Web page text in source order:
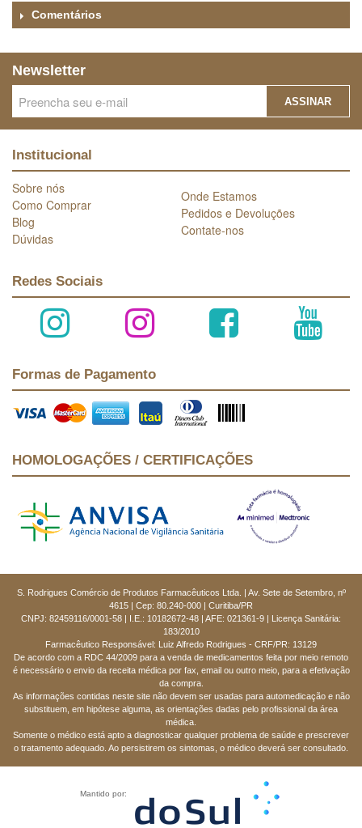
Comentários
Newsletter
ASSINAR
Institucional
Sobre nós
Como Comprar
Blog
Dúvidas
Onde Estamos
Pedidos e Devoluções
Contate-nos
Redes Sociais
Formas de Pagamento
HOMOLOGAÇÕES / CERTIFICAÇÕES
S. Rodrigues Comércio de Produtos Farmacêuticos Ltda. | Av. Sete de Setembro, nº
4615 | Cep: 80.240-000 | Curitiba/PR
CNPJ: 82459116/0001-58 | I.E.: 10182672-48 | AFE: 021361-9 | Licença Sanitária:
183/2010
Farmacêutico Responsável: Luiz Alfredo Rodrigues - CRF/PR: 13129
De acordo com a RDC 44/2009 para a venda de medicamentos feita por meio remoto
é necessário o envio da receita médica por fax, email ou outro meio, para a efetivação
da compra.
As informações contidas neste site não devem ser usadas para automedicação e não
substituem, em hipótese alguma, as orientações dadas pelo profissional da área
médica.
Somente o médico está apto a diagnosticar qualquer problema de saúde e prescrever
o tratamento adequado. Ao persistirem os sintomas, o médico deverá ser consultado.
Mantido por: